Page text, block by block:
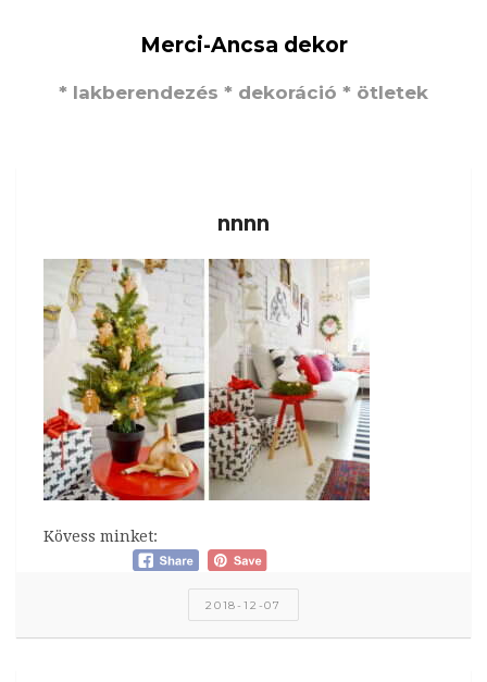
Merci-Ancsa dekor
* lakberendezés * dekoráció * ötletek
nnnn
Kövess minket:
2018-12-07